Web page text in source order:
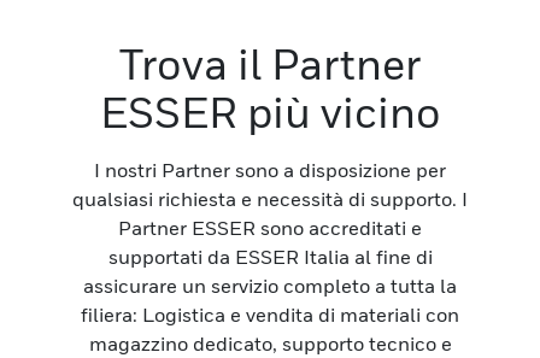
Trova il Partner
ESSER più vicino
I nostri Partner sono a disposizione per
qualsiasi richiesta e necessità di supporto. I
Partner ESSER sono accreditati e
supportati da ESSER Italia al fine di
assicurare un servizio completo a tutta la
filiera: Logistica e vendita di materiali con
magazzino dedicato, supporto tecnico e